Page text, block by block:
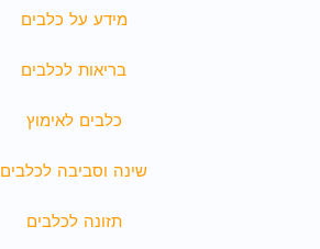
מידע על כלבים
בריאות לכלבים
כלבים לאימוץ
שינה וסביבה לכלבים
תזונה לכלבים